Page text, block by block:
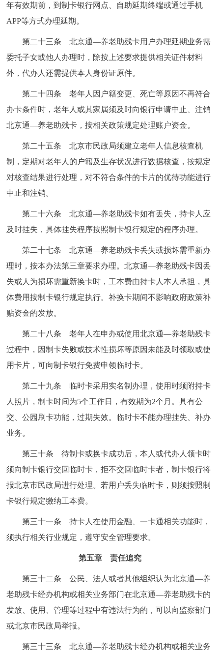
年有效期前，到制卡银行网点、自助延期终端或通过手机
APP等方式办理延期。
第二十三条 北京通—养老助残卡用户办理延期业务需
委托子女或他人办理时，除按上述要求提供相关证件材料
外，代办人还需提供本人身份证原件。
第二十四条 老年人因户籍变更、死亡等原因不再符合
办卡条件时，老年人或其家属须及时向银行申请中止、注销
北京通—养老助残卡，按相关政策规定处理账户资金。
第二十五条 北京市民政局须建立老年人信息核查机
制，定期对老年人的户籍及生存状况进行数据核查，按规定
对核查结果进行处理，对不符合条件的卡片的优待功能进行
中止和注销。
第二十六条 北京通—养老助残卡如有丢失，持卡人应
及时挂失，具体挂失程序按照制卡银行规定的程序办理。
第二十七条 北京通—养老助残卡丢失或损坏需重新办
理时，按本办法第三章要求办理。北京通—养老助残卡因丢
失或人为损坏需重新换卡时，工本费由持卡人本人承担，具
体费用按制卡银行规定执行。补换卡期间不影响政府政策补
贴资金的发放。
第二十八条 老年人在申办或使用北京通—养老助残卡
过程中，因制卡失败或技术性损坏等原因未能及时领取或使
用卡片，可向制卡银行免费申领临时卡。
第二十九条 临时卡采用实名制办理，使用时须附持卡
人照片，制卡时间为5个工作日，有效期为2个月。具有公
交、公园刷卡功能，过期失效。临时卡不能办理挂失、补办
业务。
第三十条 待制卡或换卡成功后，本人或代办人领卡时
须向制卡银行交回临时卡，拒不交回临时卡者，制卡银行将
报北京市民政局进行处理。若用户丢失临时卡，则须按照制
卡银行规定缴纳工本费。
第三十一条 持卡人在使用金融、一卡通相关功能时，
须执行相关行业规定，遵守安全管理要求。
第五章 责任追究
第三十二条 公民、法人或者其他组织认为北京通—养
老助残卡经办机构或相关业务部门在北京通—养老助残卡的
发放、使用、管理等过程中有违法行为的，可以向监察部门
或北京市民政局举报。
第三十三条 北京通—养老助残卡经办机构或相关业务